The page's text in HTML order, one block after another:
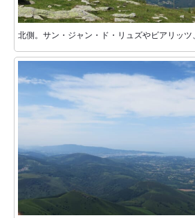
北側。サン・ジャン・ド・リュズやビアリッツ